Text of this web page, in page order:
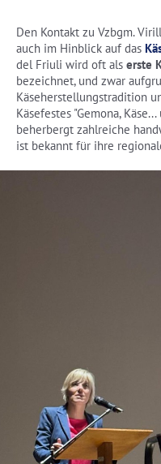
Den Kontakt zu Vzbgm.
auch im Hinblick auf das
del Friuli wird oft als erste
bezeichnet, und zwar
Käseherstellungstradition
Käsefestes "Gemona,
beherbergt zahlreiche
ist bekannt für ihre